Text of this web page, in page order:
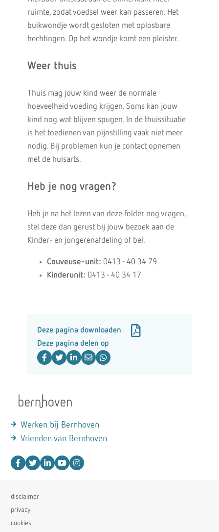
ruimte, zodat voedsel weer kan passeren. Het
buikwondje wordt gesloten met oplosbare
hechtingen. Op het wondje komt een pleister.
Weer thuis
Thuis mag jouw kind weer de normale
hoeveelheid voeding krijgen. Soms kan jouw
kind nog wat blijven spugen. In de thuissituatie
is het toedienen van pijnstilling vaak niet meer
nodig. Bij problemen kun je contact opnemen
met de huisarts.
Heb je nog vragen?
Heb je na het lezen van deze folder nog vragen,
stel deze dan gerust bij jouw bezoek aan de
Kinder- en jongerenafdeling of bel.
Couveuse-unit: 0413 - 40 34 79
Kinderunit: 0413 - 40 34 17
Deze pagina downloaden
Deze pagina delen op
Werken bij Bernhoven
Vrienden van Bernhoven
disclaimer
privacy
cookies